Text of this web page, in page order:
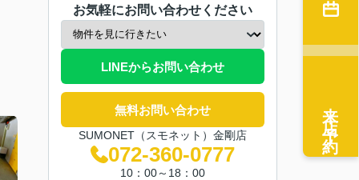
お気軽にお問い合わせください
LINEからお問い合わせ
無料お問い合わせ
SUMONET（スモネット）金剛店
072-360-0777
10：00～18：00
来店予約